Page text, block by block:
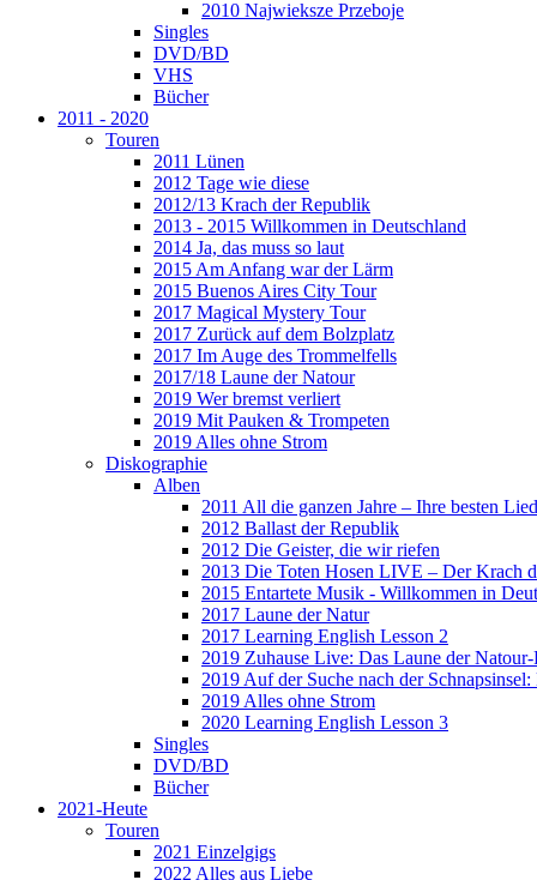
2010 Najwieksze Przeboje
Singles
DVD/BD
VHS
Bücher
2011 - 2020
Touren
2011 Lünen
2012 Tage wie diese
2012/13 Krach der Republik
2013 - 2015 Willkommen in Deutschland
2014 Ja, das muss so laut
2015 Am Anfang war der Lärm
2015 Buenos Aires City Tour
2017 Magical Mystery Tour
2017 Zurück auf dem Bolzplatz
2017 Im Auge des Trommelfells
2017/18 Laune der Natour
2019 Wer bremst verliert
2019 Mit Pauken & Trompeten
2019 Alles ohne Strom
Diskographie
Alben
2011 All die ganzen Jahre – Ihre besten
2012 Ballast der Republik
2012 Die Geister, die wir riefen
2013 Die Toten Hosen LIVE – Der Krach
2015 Entartete Musik - Willkommen in
2017 Laune der Natur
2017 Learning English Lesson 2
2019 Zuhause Live: Das Laune der
2019 Auf der Suche nach der
2019 Alles ohne Strom
2020 Learning English Lesson 3
Singles
DVD/BD
Bücher
2021-Heute
Touren
2021 Einzelgigs
2022 Alles aus Liebe